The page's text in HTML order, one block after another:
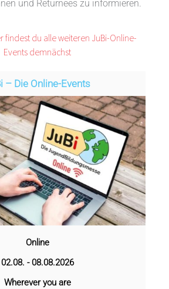
und Returnees zu informieren.
findest du alle weiteren JuBi-Online-
Events demnächst
– Die Online-Events
Online
02.08. - 08.08.2026
Wherever you are